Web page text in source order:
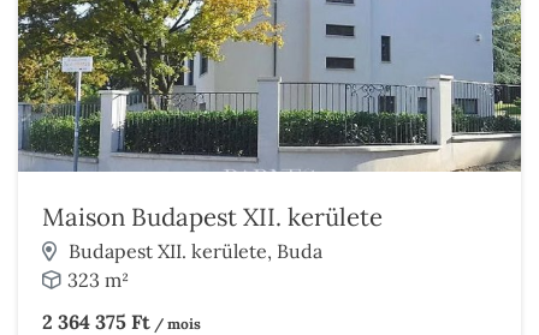
Maison Budapest XII. kerülete
Budapest XII. kerülete, Buda
323 m²
2 364 375 Ft / mois